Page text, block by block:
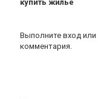
купить жилье
Выполните вход или
комментария.